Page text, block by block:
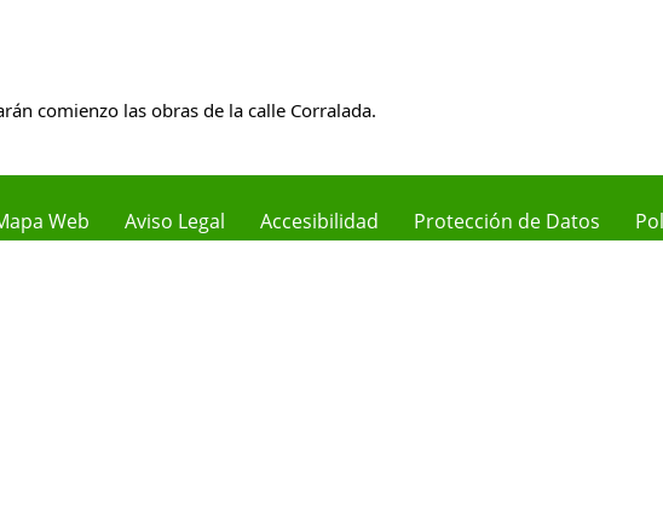
comienzo las obras de la calle Corralada.
Web Aviso Legal Accesibilidad Protección de Datos